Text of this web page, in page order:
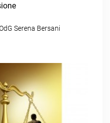
Serena Bersani